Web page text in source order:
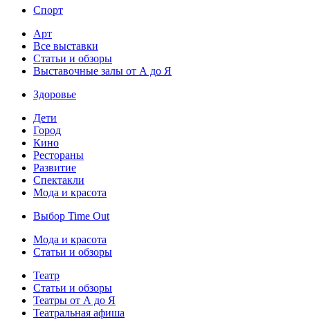
Спорт
Арт
Все выставки
Статьи и обзоры
Выставочные залы от А до Я
Здоровье
Дети
Город
Кино
Рестораны
Развитие
Спектакли
Мода и красота
Выбор Time Out
Мода и красота
Статьи и обзоры
Театр
Статьи и обзоры
Театры от А до Я
Театральная афиша